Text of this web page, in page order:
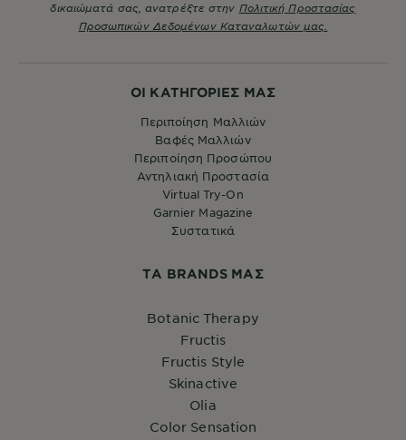
ΟΙ ΚΑΤΗΓΟΡΙΕΣ ΜΑΣ
Περιποίηση Μαλλιών
Βαφές Μαλλιών
Περιποίηση Προσώπου
Αντηλιακή Προστασία
Virtual Try-On
Garnier Magazine
Συστατικά
ΤA BRANDS ΜΑΣ
Botanic Therapy
Fructis
Fructis Style
Skinactive
Olia
Color Sensation
δικαιώματά σας, ανατρέξτε στην Πολιτική Προστασίας
Προσωπικών Δεδομένων Καταναλωτών μας.